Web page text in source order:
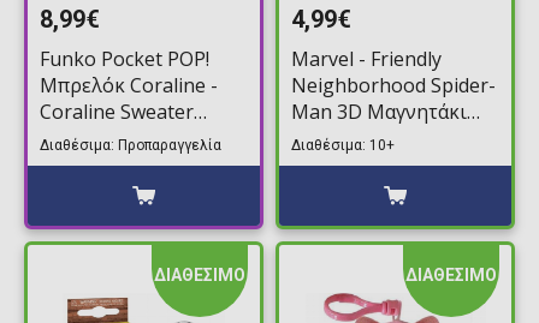
8,99€
Funko Pocket POP!
Μπρελόκ Coraline -
Coraline Sweater
Figure
Διαθέσιμα: Προπαραγγελία
4,99€
Marvel - Friendly
Neighborhood Spider-
Man 3D Μαγνητάκι
Ψυγείου (Τυχαίο
Περιεχόμενο)
Διαθέσιμα: 10+
ΔΙΑΘΕΣΙΜΟ ΔΙΑΘΕΣΙΜΟ